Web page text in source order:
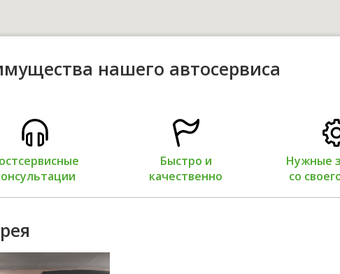
нашего автосервиса
Быстро и
качественно
Нужные
со своего